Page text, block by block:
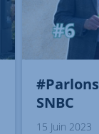
SNBC
15 Juin 2023